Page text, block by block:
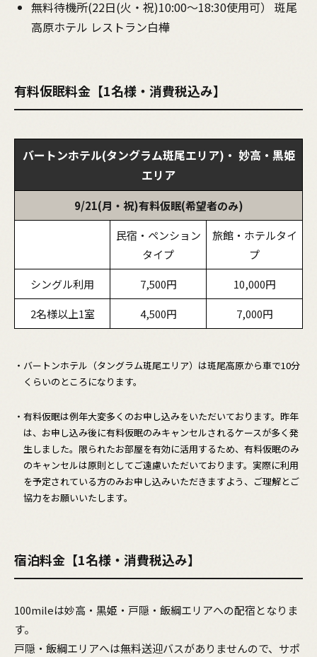
無料待機所(22日(火・祝)10:00～18:30使用可） 斑尾
高原ホテル レストラン白樺
有料仮眠料金【1名様・消費税込み】
バートンホテル(タングラム斑尾エリア)・ 妙高・黒姫
エリア
9/21(月・祝)有料仮眠(希望者のみ)
民宿・ペンション
タイプ
旅館・ホテルタイ
プ
シングル利用
7,500円
10,000円
2名様以上1室
4,500円 7,000円
・バートンホテル（タングラム斑尾エリア）は斑尾高原から車で10分
くらいのところになります。
・有料仮眠は例年大変多くのお申し込みをいただいております。昨年
は、お申し込み後に有料仮眠のみキャンセルされるケースが多く発
生しました。限られたお部屋を有効に活用するため、有料仮眠のみ
のキャンセルは原則としてご遠慮いただいております。実際に利用
を予定されている方のみお申し込みいただきますよう、ご理解とご
協力をお願いいたします。
宿泊料金【1名様・消費税込み】
100mileは妙高・黒姫・戸隠・飯綱エリアへの配宿となりま
す。
戸隠・飯綱エリアへは無料送迎バスがありませんので、サポ